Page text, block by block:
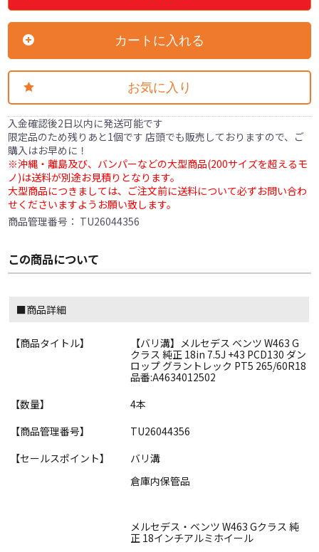
カートに入れる
お気に入り
入金確認後2日以内に発送可能です
限定品のため残りあと1個です 店頭でも販売しておりますので、ご
購入はお早めに！
※沖縄・離島及び、バンパーなどの大型商品(200サイズを超えるモ
ノ)は送料が別途お見積りとなります。
大型商品につきましては、ご注文前に送料について必ずお問い合わ
せくださいますようお願い致します。
商品管理番号： TU26044356
この商品について
■商品詳細
【商品タイトル】
【バリ溝】メルセデス ベンツ W463 G
クラス 純正 18in 7.5J +43 PCD130 ダン
ロップ グラントレック PT5 265/60R18
品番:A4634012502
【数量】
4本
【商品管理番号】
TU26044356
【セールスポイント】
バリ溝
倉庫内保管品
メルセデス・ベンツ W463 Gクラス 純
正 18インチアルミホイール